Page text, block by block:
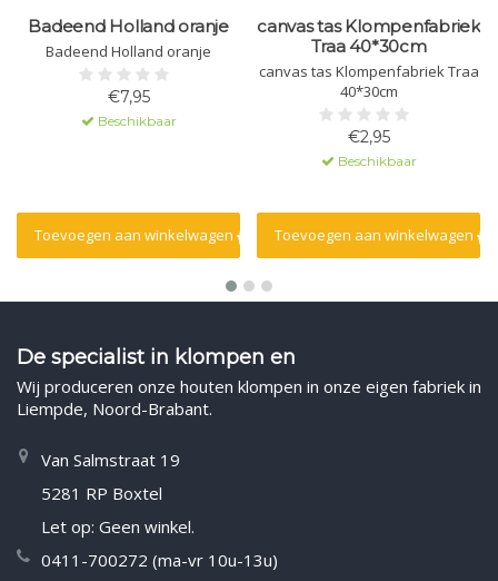
Badeend Holland oranje
Badeend Holland oranje
€7,95
Beschikbaar
Toevoegen aan winkelwagen
canvas tas Klompenfabriek
Traa 40*30cm
canvas tas Klompenfabriek Traa
40*30cm
€2,95
Beschikbaar
Toevoegen aan winkelwagen
De specialist in klompen en
Wij produceren onze houten klompen in onze eigen fabriek in
Liempde, Noord-Brabant.
Van Salmstraat 19
5281 RP Boxtel
Let op: Geen winkel.
0411-700272 (ma-vr 10u-13u)